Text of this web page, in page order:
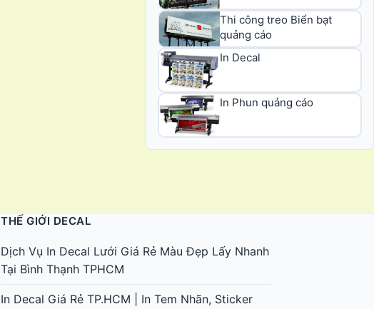
Thi công treo Biển bạt
quảng cáo
In Decal
In Phun quảng cáo
THẾ GIỚI DECAL
Dịch Vụ In Decal Lưới Giá Rẻ Màu Đẹp Lấy Nhanh
Tại Bình Thạnh TPHCM
In Decal Giá Rẻ TP.HCM | In Tem Nhãn, Sticker